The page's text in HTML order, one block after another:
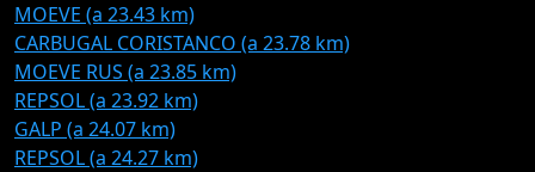
MOEVE (a 23.43 km)
CARBUGAL CORISTANCO (a 23.78 km)
MOEVE RUS (a 23.85 km)
REPSOL (a 23.92 km)
GALP (a 24.07 km)
REPSOL (a 24.27 km)